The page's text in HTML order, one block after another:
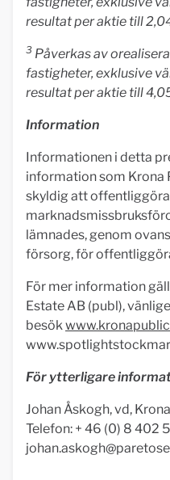
resultat per aktie till
3 Påverkas av
fastigheter, exklusive
resultat per aktie till
Information
Informationen i detta
information som Krona
skyldig att offentliggöra
lämnades, genom
försorg, för
För mer information
Estate AB (publ),
besök
För ytterligare
Johan Åskogh, vd,
Telefon: + 46 (0) 8 402